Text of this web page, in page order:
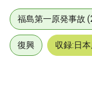
福島第一原発事故
復興 収録:日